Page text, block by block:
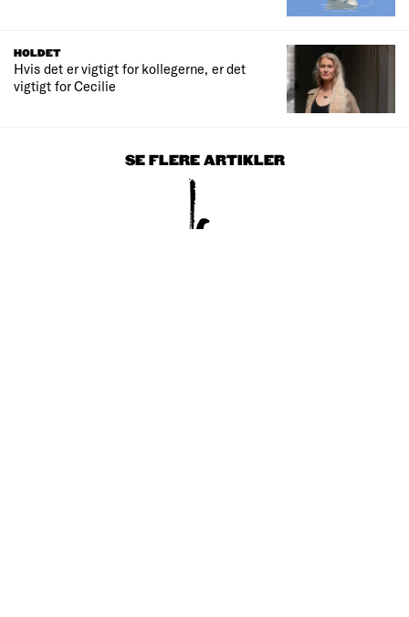
HOLDET
Hvis det er vigtigt for kollegerne, er det
vigtigt for Cecilie
SE FLERE ARTIKLER